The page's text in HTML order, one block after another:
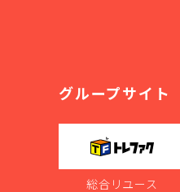
グループサイト
総合リユース